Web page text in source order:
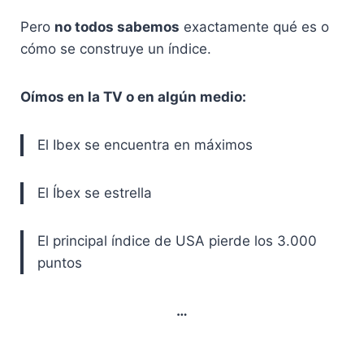
Pero no todos sabemos exactamente qué es o
cómo se construye un índice.
Oímos en la TV o en algún medio:
El Ibex se encuentra en máximos
El Íbex se estrella
El principal índice de USA pierde los 3.000
puntos
…